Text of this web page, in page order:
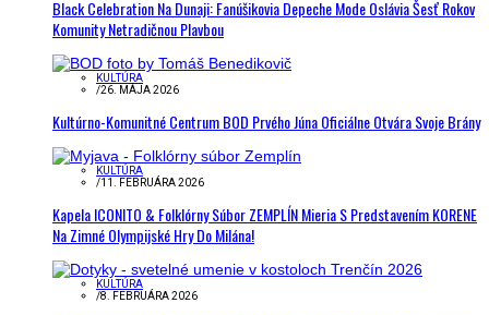
Black Celebration Na Dunaji: Fanúšikovia Depeche Mode Oslávia Šesť Rokov
Komunity Netradičnou Plavbou
KULTÚRA
/26. MÁJA 2026
Kultúrno-Komunitné Centrum BOD Prvého Júna Oficiálne Otvára Svoje Brány
KULTÚRA
/11. FEBRUÁRA 2026
Kapela ICONITO & Folklórny Súbor ZEMPLÍN Mieria S Predstavením KORENE
Na Zimné Olympijské Hry Do Milána!
KULTÚRA
/8. FEBRUÁRA 2026